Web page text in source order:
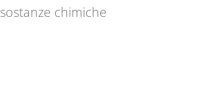
chimiche